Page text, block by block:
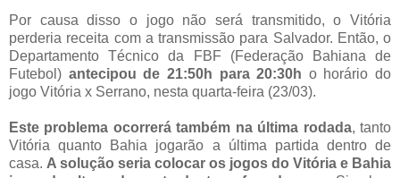
Por causa disso o jogo não será transmitido, o Vitória
perderia receita com a transmissão para Salvador. Então, o
Departamento Técnico da FBF (Federação Bahiana de
Futebol) antecipou de 21:50h para 20:30h o horário do
jogo Vitória x Serrano, nesta quarta-feira (23/03).
Este problema ocorrerá também na última rodada, tanto
Vitória quanto Bahia jogarão a última partida dentro de
casa. A solução seria colocar os jogos do Vitória e Bahia